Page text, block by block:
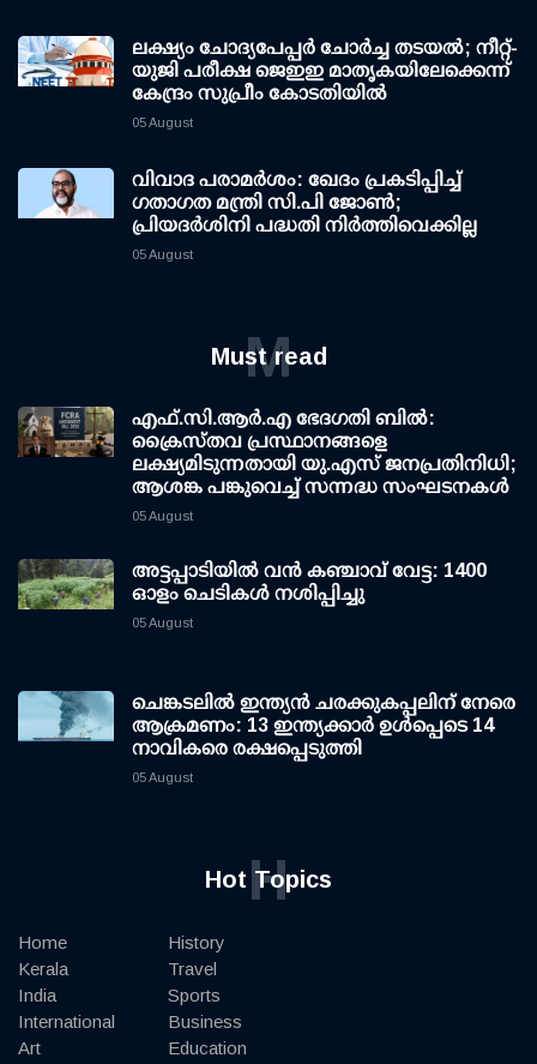
ലക്ഷ്യം ചോദ്യപേപ്പര്‍ ചോര്‍ച്ച തടയല്‍; നീറ്റ്-
യുജി പരീക്ഷ ജെഇഇ മാതൃകയിലേക്കെന്ന്
കേന്ദ്രം സുപ്രീം കോടതിയില്‍
05 August
വിവാദ പരാമര്‍ശം: ഖേദം പ്രകടിപ്പിച്ച്
ഗതാഗത മന്ത്രി സി.പി ജോണ്‍;
പ്രിയദര്‍ശിനി പദ്ധതി നിര്‍ത്തിവെക്കില്ല
05 August
Must read
M
എഫ്.സി.ആര്‍.എ ഭേദഗതി ബില്‍:
ക്രൈസ്തവ പ്രസ്ഥാനങ്ങളെ
ലക്ഷ്യമിടുന്നതായി യു.എസ് ജനപ്രതിനിധി;
ആശങ്ക പങ്കുവെച്ച് സന്നദ്ധ സംഘടനകള്‍
05 August
അട്ടപ്പാടിയില്‍ വന്‍ കഞ്ചാവ് വേട്ട: 1400
ഓളം ചെടികള്‍ നശിപ്പിച്ചു
05 August
ചെങ്കടലില്‍ ഇന്ത്യന്‍ ചരക്കുകപ്പലിന് നേരെ
ആക്രമണം: 13 ഇന്ത്യക്കാര്‍ ഉള്‍പ്പെടെ 14
നാവികരെ രക്ഷപ്പെടുത്തി
05 August
Hot Topics
H
Home
Kerala
India
International
Art
History
Travel
Sports
Business
Education